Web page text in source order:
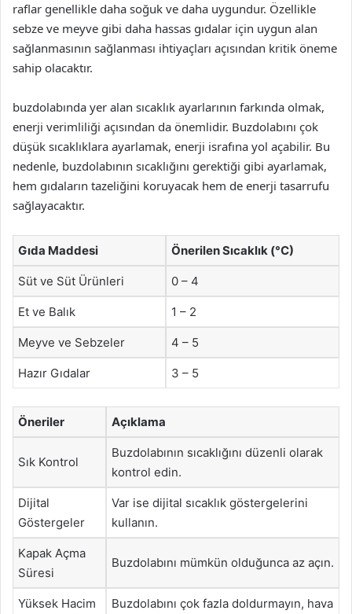
raflar genellikle daha soğuk ve daha uygundur. Özellikle
sebze ve meyve gibi daha hassas gıdalar için uygun alan
sağlanmasının sağlanması ihtiyaçları açısından kritik öneme
sahip olacaktır.
buzdolabında yer alan sıcaklık ayarlarının farkında olmak,
enerji verimliliği açısından da önemlidir. Buzdolabını çok
düşük sıcaklıklara ayarlamak, enerji israfına yol açabilir. Bu
nedenle, buzdolabının sıcaklığını gerektiği gibi ayarlamak,
hem gıdaların tazeliğini koruyacak hem de enerji tasarrufu
sağlayacaktır.
Gıda Maddesi Önerilen Sıcaklık (°C)
Süt ve Süt Ürünleri 0 – 4
Et ve Balık 1 – 2
Meyve ve Sebzeler 4 – 5
Hazır Gıdalar 3 – 5
Öneriler Açıklama
Sık Kontrol
Buzdolabının sıcaklığını düzenli olarak
kontrol edin.
Dijital
Göstergeler
Var ise dijital sıcaklık göstergelerini
kullanın.
Kapak Açma
Süresi
Buzdolabını mümkün olduğunca az açın.
Yüksek Hacim
Buzdolabını çok fazla doldurmayın, hava